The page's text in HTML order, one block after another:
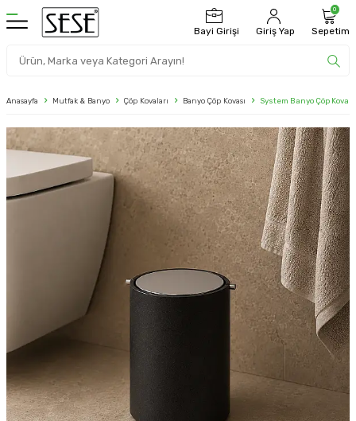
Bayi Girişi Giriş Yap
0
Sepetim
Anasayfa Mutfak & Banyo Çöp Kovaları Banyo Çöp Kovası System Banyo Çöp